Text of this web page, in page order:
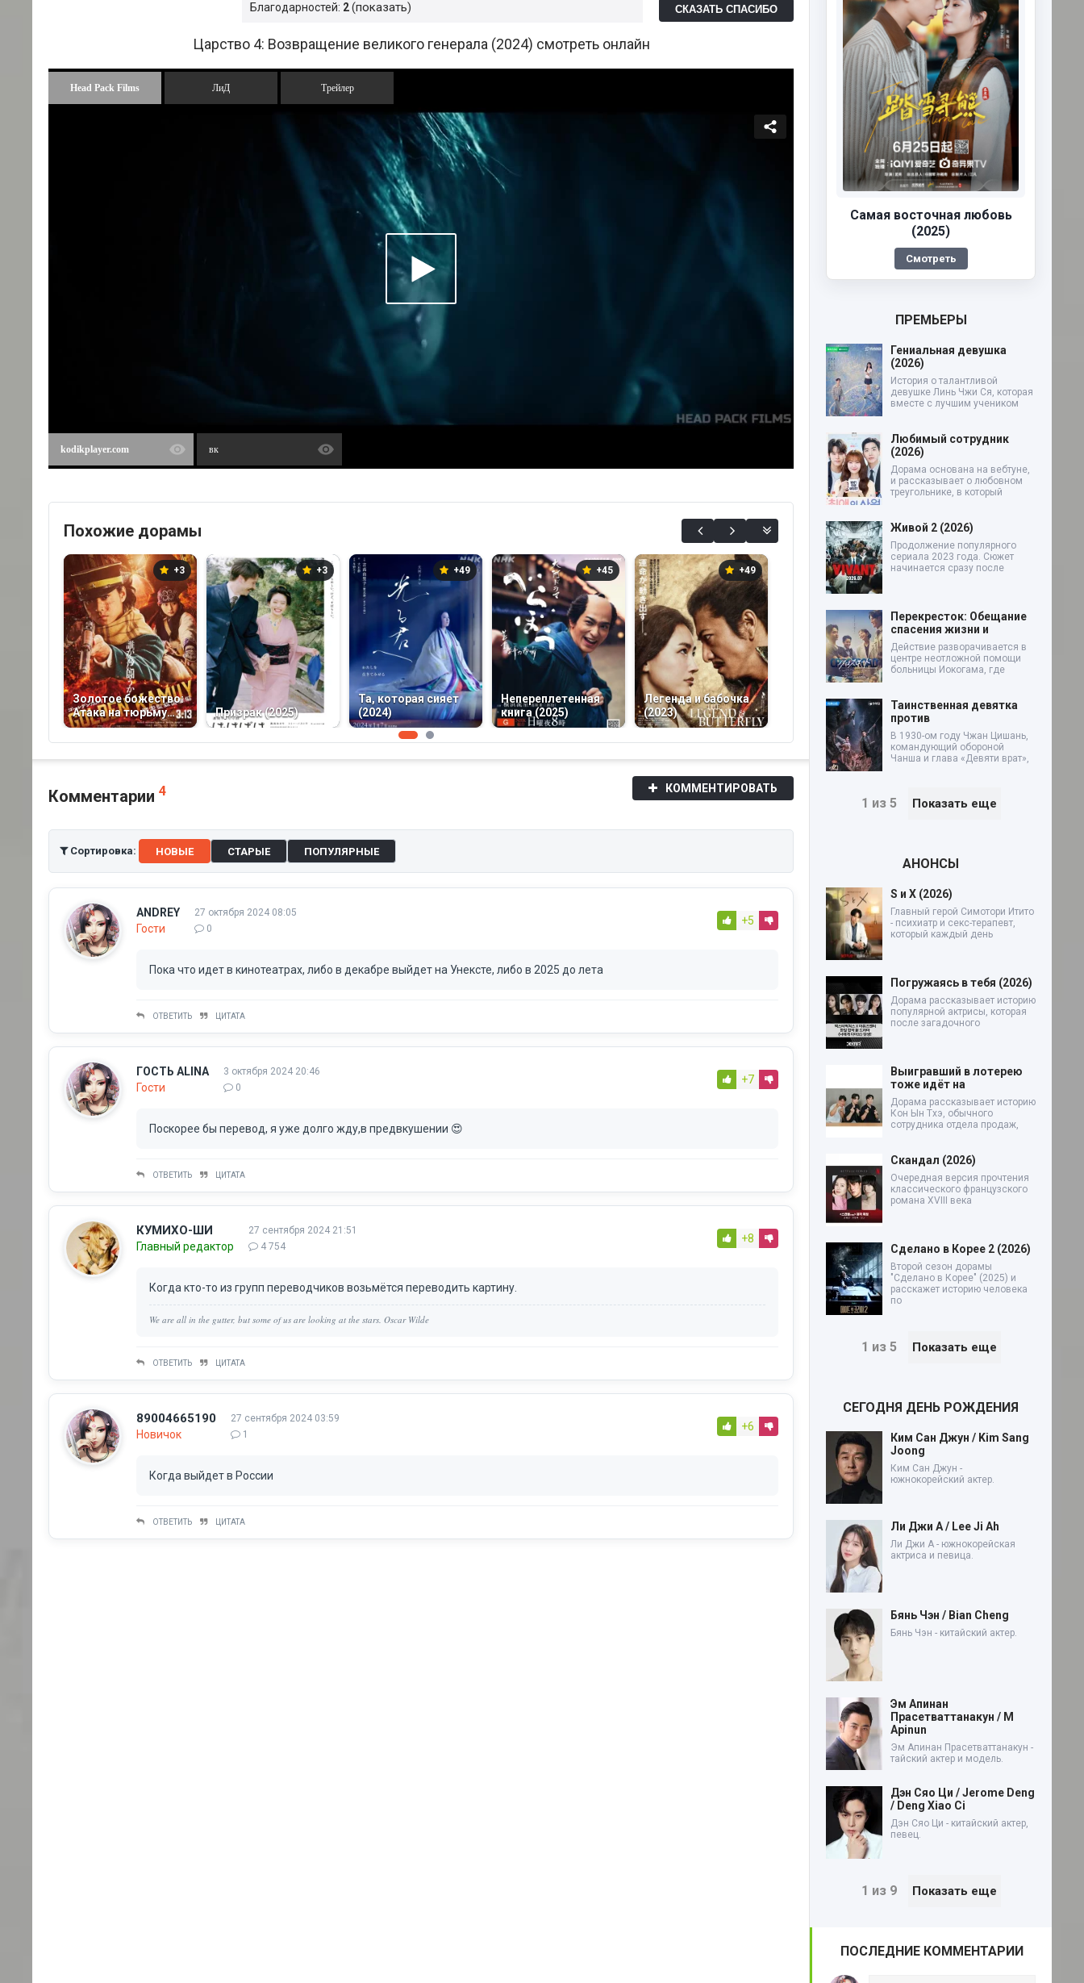
Благодарностей: 2 показать СКАЗАТЬ СПАСИБО
Царство 4: Возвращение великого генерала (2024) смотреть онлайн
Head Pack Films ЛиД Трейлер
kodikplayer.com вк
Похожие дорамы
+3
Золотое божество:
Атака на тюрьму
Абасири (2026)
+3
Призрак (2025)
+49
Та, которая сияет
(2024)
+45
Непереплетенная
книга (2025)
+49
Легенда и бабочка
(2023)
+7
Братья по оружию
деревом (2019)
Комментарии 4 КОММЕНТИРОВАТЬ
Сортировка: НОВЫЕ СТАРЫЕ ПОПУЛЯРНЫЕ
ANDREY
Гости
27 октября 2024 08:05
0
+5
Пока что идет в кинотеатрах, либо в декабре выйдет на Унексте, либо в 2025 до лета
ОТВЕТИТЬ ЦИТАТА
ГОСТЬ ALINA
Гости
3 октября 2024 20:46
0
+7
Поскорее бы перевод, я уже долго жду,в предвкушении 😍
ОТВЕТИТЬ ЦИТАТА
КУМИХО-ШИ
Главный редактор
27 сентября 2024 21:51
4 754
+8
Когда кто-то из групп переводчиков возьмётся переводить картину.
We are all in the gutter, but some of us are looking at the stars. Oscar Wilde
ОТВЕТИТЬ ЦИТАТА
89004665190
Новичок
27 сентября 2024 03:59
1
+6
Когда выйдет в России
ОТВЕТИТЬ ЦИТАТА
Самая восточная любовь
(2025)
Смотреть
ПРЕМЬЕРЫ
Гениальная девушка
(2026)
История о талантливой
девушке Линь Чжи Ся, которая
вместе с лучшим учеником
Любимый сотрудник
(2026)
Дорама основана на вебтуне,
и рассказывает о любовном
треугольнике, в который
Живой 2 (2026)
Продолжение популярного
сериала 2023 года. Сюжет
начинается сразу после
Перекресток: Обещание
спасения жизни и
Действие разворачивается в
центре неотложной помощи
больницы Иокогама, где
Таинственная девятка
против
В 1930-ом году Чжан Цишань,
командующий обороной
Чанша и глава «Девяти врат»,
1 из 5 Показать еще
АНОНСЫ
S и X (2026)
Главный герой Симотори Итито
- психиатр и секс-терапевт,
который каждый день
Погружаясь в тебя (2026)
Дорама рассказывает историю
популярной актрисы, которая
после загадочного
Выигравший в лотерею
тоже идёт на
Дорама рассказывает историю
Кон Ын Тхэ, обычного
сотрудника отдела продаж,
Скандал (2026)
Очередная версия прочтения
классического французского
романа XVIII века
Сделано в Корее 2 (2026)
Второй сезон дорамы
"Сделано в Корее" (2025) и
расскажет историю человека
по
1 из 5 Показать еще
СЕГОДНЯ ДЕНЬ РОЖДЕНИЯ
Ким Сан Джун / Kim Sang
Joong
Ким Сан Джун -
южнокорейский актер.
Ли Джи А / Lee Ji Ah
Ли Джи А - южнокорейская
актриса и певица.
Бянь Чэн / Bian Cheng
Бянь Чэн - китайский актер.
Эм Апинан
Прасетваттанакун / M
Apinun
Эм Апинан Прасетваттанакун -
тайский актер и модель.
Дэн Сяо Ци / Jerome Deng
/ Deng Xiao Ci
Дэн Сяо Ци - китайский актер,
певец.
1 из 9 Показать еще
ПОСЛЕДНИЕ КОММЕНТАРИИ